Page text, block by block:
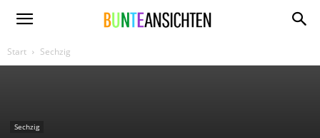
www.bunte-
Start Sechzig
Sechzig